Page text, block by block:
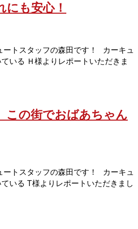
にも安心！
ートスタッフの森田です！ カーキュ
いる Ｈ様よりレポートいただきま
この街でおばあちゃん
ートスタッフの森田です！ カーキュ
いる T様よりレポートいただきまし